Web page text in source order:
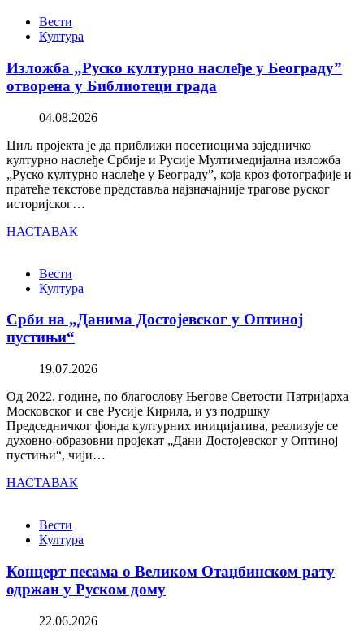
Вести
Култура
Изложба „Руско културно наслеђе у Београду”
отворена у Библиотеци града
04.08.2026
Циљ пројекта је да приближи посетиоцима заједничко
културно наслеђе Србије и Русије Мултимедијална изложба
„Руско културно наслеђе у Београду”, која кроз фотографије и
пратеће текстове представља најзначајније трагове руског
историјског…
НАСТАВАК
Вести
Култура
Срби на „Данима Достојевског у Оптиној
пустињи“
19.07.2026
Од 2022. године, по благослову Његове Светости Патријарха
Московског и све Русије Кирила, и уз подршку
Председничког фонда културних иницијатива, реализује се
духовно-образовни пројекат „Дани Достојевског у Оптиној
пустињи“, чији…
НАСТАВАК
Вести
Култура
Концерт песама о Великом Отаџбинском рату
одржан у Руском дому
22.06.2026